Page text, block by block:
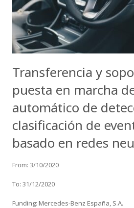
Transferencia y
puesta en marcha
automático de
clasificación de
basado en redes
From: 3/10/2020
To: 31/12/2020
Funding: Mercedes-Benz España, S.A.